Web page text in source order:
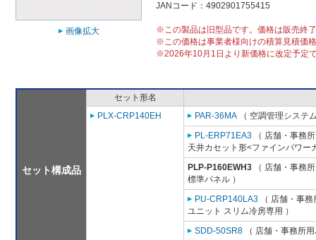
画像拡大
JANコード：4902901755415
※この製品は旧型品です。価格は販売終
※この価格は事業者様向けの積算見積価
※2026年10月1日より新価格に改定予定
セット構成品
セット形名
PLX-CRP140EH
PAR-36MA （ 空調管理システ
PL-ERP71EA3 （ 店舗・事務
天井カセット形<ファインパワー
PLP-P160EWH3 （ 店舗・事務
標準パネル ）
PU-CRP140LA3 （ 店舗・事
ユニット スリム冷房専用 ）
SDD-50SR8 （ 店舗・事務所